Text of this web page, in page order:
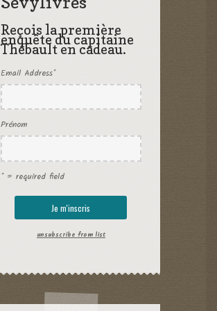
Reçois la première
enquête du capitaine
Thébault en cadeau.
Email Address*
Prénom
* = required field
unsubscribe from list